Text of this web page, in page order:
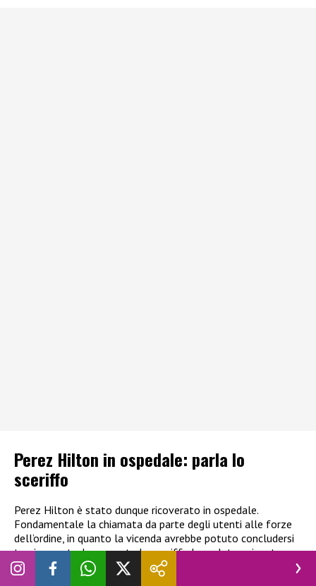
Perez Hilton in ospedale: parla lo
sceriffo
Perez Hilton è stato dunque ricoverato in ospedale.
Fondamentale la chiamata da parte degli utenti alle forze
dell’ordine, in quanto la vicenda avrebbe potuto concludersi
tragicamente. In una nota lo sceriffo ha voluto spiegate
come è stata gestita la situazione:
coinvolgono una persona in crisi per problemi di salute mentale